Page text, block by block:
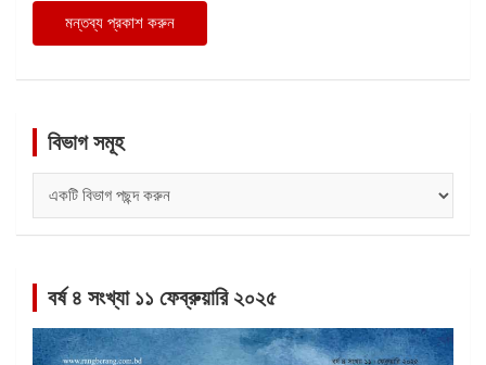
বিভাগ সমূহ
সমূহ
বর্ষ ৪ সংখ্যা ১১ ফেব্রুয়ারি ২০২৫